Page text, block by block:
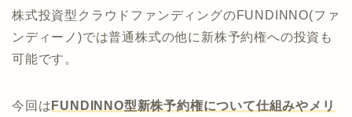
株式投資型クラウドファンディングのFUNDINNO(ファ
ンディーノ)では普通株式の他に新株予約権への投資も
可能です。
今回は FUNDINNO型新株予約権について仕組みやメリ